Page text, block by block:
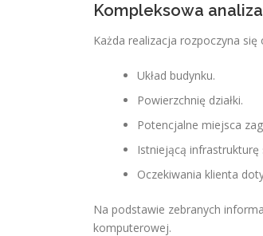
Kompleksowa
Każda realizacja rozpoczyna
Układ budynku.
Powierzchnię działki.
Potencjalne miejsca
Istniejącą infrastrukturę
Oczekiwania klienta
Na podstawie zebranych
komputerowej.